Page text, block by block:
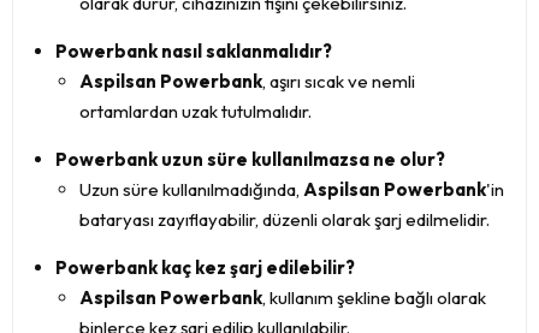
Powerbank nasıl saklanmalıdır?
Aspilsan Powerbank, aşırı sıcak ve nemli
ortamlardan uzak tutulmalıdır.
Powerbank uzun süre kullanılmazsa ne olur?
Uzun süre kullanılmadığında, Aspilsan Powerbank'in
bataryası zayıflayabilir, düzenli olarak şarj edilmelidir.
Powerbank kaç kez şarj edilebilir?
Aspilsan Powerbank, kullanım şekline bağlı olarak
binlerce kez şarj edilip kullanılabilir.